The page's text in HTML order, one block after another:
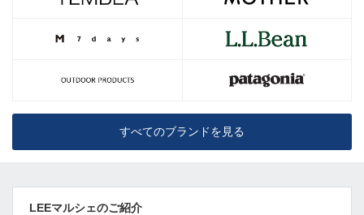
すべてのブランドを見る
LEEマルシェのご紹介